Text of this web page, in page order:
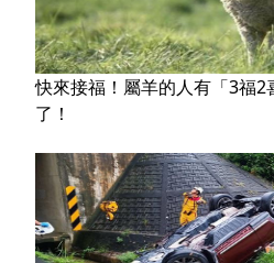
快來接福！屬羊的人有「3福2
了！